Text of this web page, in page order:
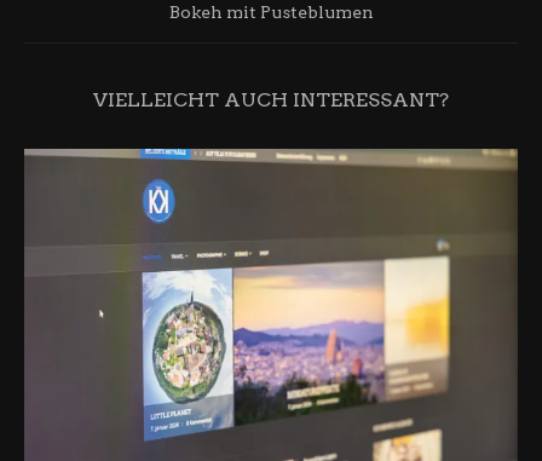
Bokeh mit Pusteblumen
VIELLEICHT AUCH INTERESSANT?